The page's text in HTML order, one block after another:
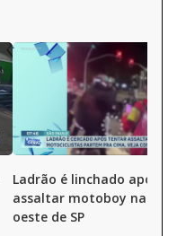
Ladrão é linchado após
assaltar motoboy na
oeste de SP